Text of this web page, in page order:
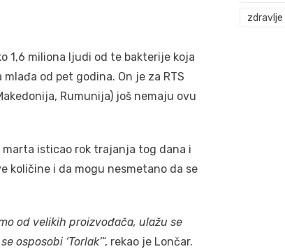
1,6 miliona ljudi od te bakterije koja
od pet godina. On je za RTS
Rumunija) još nemaju ovu
marta isticao rok trajanja tog dana i
količine i da mogu nesmetano da se
od velikih proizvođača, ulažu se
osposobi ‘Torlak’“, rekao je Lončar.
zdravlje